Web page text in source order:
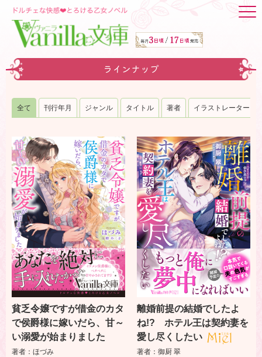
ラインナップ
全て 刊行年月 ジャンル タイトル 著者 イラストレーター
貧乏令嬢ですが借金のカタ
で侯爵様に嫁いだら、甘～
い溺愛が始まりました
著者：ほづみ
離婚前提の結婚でしたよ
ね!? ホテル王は契約妻を
愛し尽くしたい
著者：御厨 翠